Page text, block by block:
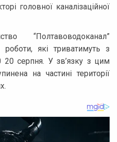
головної каналізаційної
“Полтавоводоканал”
які триватимуть з
серпня. У зв’язку з цим
на частині території